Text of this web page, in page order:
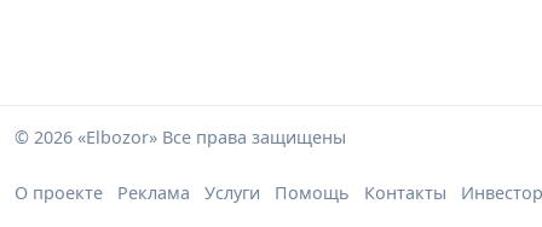
© 2026 «Elbozor» Все права защищены
О проекте Реклама Услуги Помощь Контакты